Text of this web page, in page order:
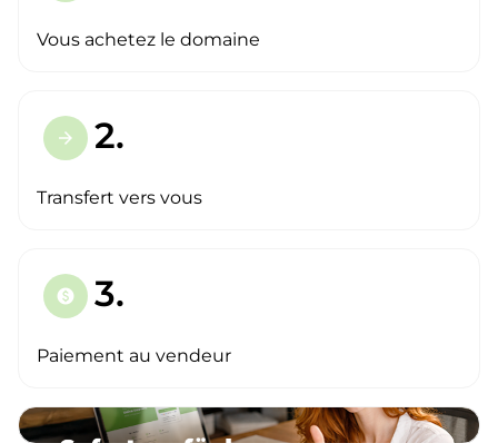
Vous achetez le domaine
arrow_forward 2.
Transfert vers vous
paid 3.
Paiement au vendeur